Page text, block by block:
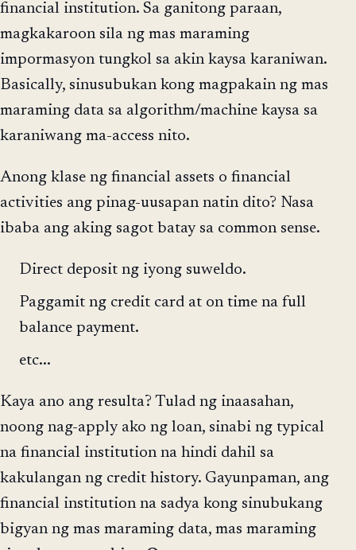
financial institution. Sa ganitong paraan,
magkakaroon sila ng mas maraming
impormasyon tungkol sa akin kaysa karaniwan.
Basically, sinusubukan kong magpakain ng mas
maraming data sa algorithm/machine kaysa sa
karaniwang ma-access nito.
Anong klase ng financial assets o financial
activities ang pinag-uusapan natin dito? Nasa
ibaba ang aking sagot batay sa common sense.
Direct deposit ng iyong suweldo.
Paggamit ng credit card at on time na full
balance payment.
etc...
Kaya ano ang resulta? Tulad ng inaasahan,
noong nag-apply ako ng loan, sinabi ng typical
na financial institution na hindi dahil sa
kakulangan ng credit history. Gayunpaman, ang
financial institution na sadya kong sinubukang
bigyan ng mas maraming data, mas maraming